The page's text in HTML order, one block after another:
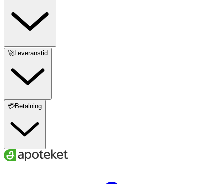
🚀Leveranstid
💳Betalning